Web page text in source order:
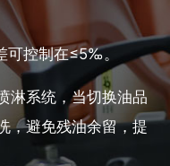
可控制在≤5‰。
淋系统，当切换油品
，避免残油余留，提